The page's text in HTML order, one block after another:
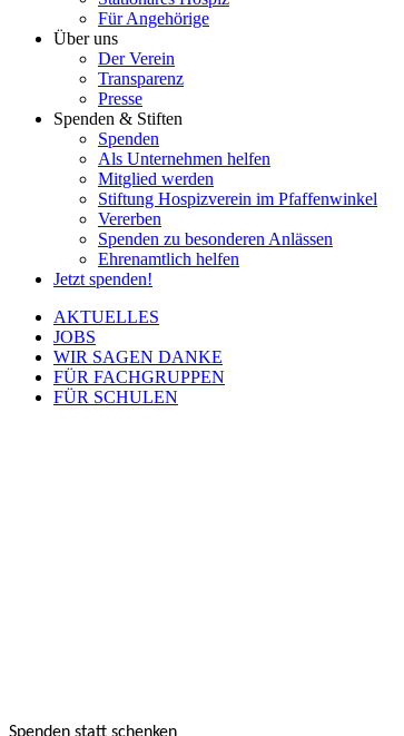
Für Angehörige
Über uns
Der Verein
Transparenz
Presse
Spenden & Stiften
Spenden
Als Unternehmen helfen
Mitglied werden
Stiftung Hospizverein im Pfaffenwinkel
Vererben
Spenden zu besonderen Anlässen
Ehrenamtlich helfen
Jetzt spenden!
AKTUELLES
JOBS
WIR SAGEN DANKE
FÜR FACHGRUPPEN
FÜR SCHULEN